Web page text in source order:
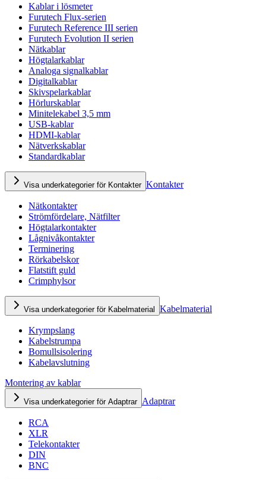
Kablar i lösmeter
Furutech Flux-serien
Furutech Reference III serien
Furutech Evolution II serien
Nätkablar
Högtalarkablar
Analoga signalkablar
Digitalkablar
Skivspelarkablar
Hörlurskablar
Minitelekabel 3,5 mm
USB-kablar
HDMI-kablar
Nätverkskablar
Standardkablar
Visa underkategorier för Kontakter Kontakter
Nätkontakter
Strömfördelare, Nätfilter
Högtalarkontakter
Lågnivåkontakter
Terminering
Rörkabelskor
Flatstift guld
Crimphylsor
Visa underkategorier för Kabelmaterial Kabelmaterial
Krympslang
Kabelstrumpa
Bomullsisolering
Kabelavslutning
Montering av kablar
Visa underkategorier för Adaptrar Adaptrar
RCA
XLR
Telekontakter
DIN
BNC